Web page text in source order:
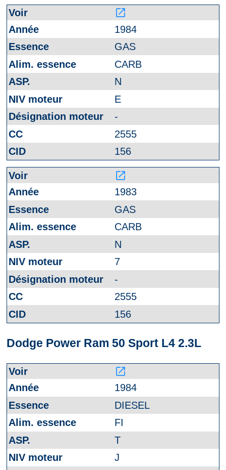
launch
1984
GAS
CARB
N
E
-
2555
156
launch
1983
GAS
CARB
N
7
-
2555
156
Dodge Power Ram 50 Sport L4 2.3L
launch
1984
DIESEL
FI
T
J